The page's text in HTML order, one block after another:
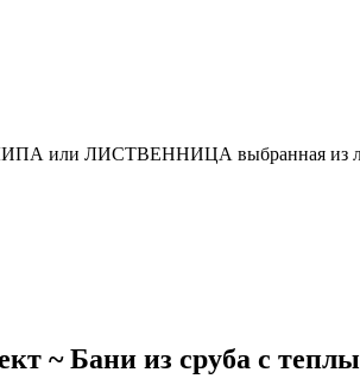
или ЛИСТВЕННИЦА выбранная из
~ Бани из сруба с